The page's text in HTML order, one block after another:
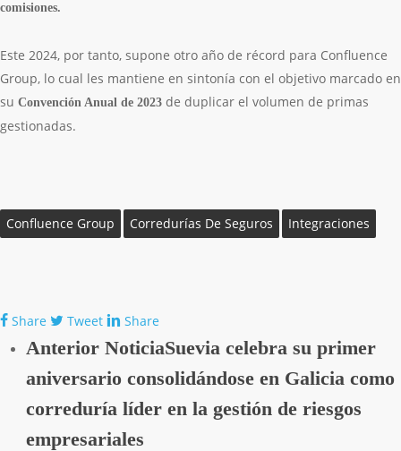
comisiones.
Este 2024, por tanto, supone otro año de récord para Confluence
Group, lo cual les mantiene en sintonía con el objetivo marcado en
su Convención Anual de 2023 de duplicar el volumen de primas
gestionadas.
Confluence Group Corredurías De Seguros Integraciones
Share Tweet Share
Anterior NoticiaSuevia celebra su primer
aniversario consolidándose en Galicia como
correduría líder en la gestión de riesgos
empresariales